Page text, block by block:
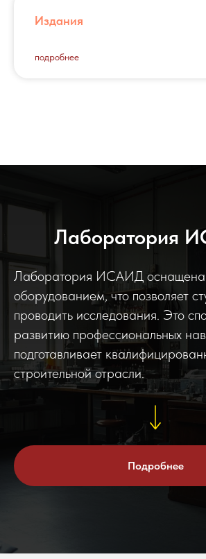
Издания
подробнее
Лаборатория
Лаборатория ИСАИД оснащена
оборудованием, что позволяет
проводить исследования. Это
развитию профессиональных
подготавливает
строительной отрасли.
Подробнее